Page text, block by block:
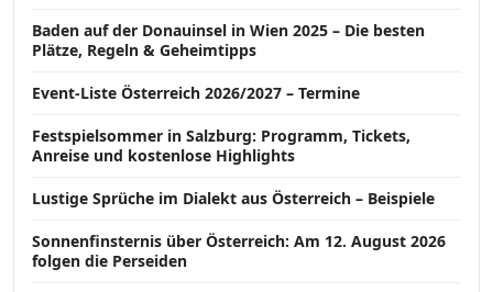
Baden auf der Donauinsel in Wien 2025 – Die besten
Plätze, Regeln & Geheimtipps
Event-Liste Österreich 2026/2027 – Termine
Festspielsommer in Salzburg: Programm, Tickets,
Anreise und kostenlose Highlights
Lustige Sprüche im Dialekt aus Österreich – Beispiele
Sonnenfinsternis über Österreich: Am 12. August 2026
folgen die Perseiden